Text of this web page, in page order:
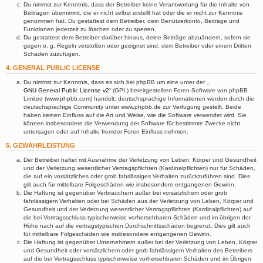
Du nimmst zur Kenntnis, dass der Betreiber keine Verantwortung für die Inhalte von
Beiträgen übernimmt, die er nicht selbst erstellt hat oder die er nicht zur Kenntnis
genommen hat. Du gestattest dem Betreiber, dein Benutzerkonto, Beiträge und
Funktionen jederzeit zu löschen oder zu sperren.
Du gestattest dem Betreiber darüber hinaus, deine Beiträge abzuändern, sofern sie
gegen o. g. Regeln verstoßen oder geeignet sind, dem Betreiber oder einem Dritten
Schaden zuzufügen.
4. GENERAL PUBLIC LICENSE
Du nimmst zur Kenntnis, dass es sich bei phpBB um eine unter der „
GNU General Public License v2“ (GPL) bereitgestellten Foren-Software von phpBB
Limited (www.phpbb.com) handelt; deutschsprachige Informationen werden durch die
deutschsprachige Community unter www.phpbb.de zur Verfügung gestellt. Beide
haben keinen Einfluss auf die Art und Weise, wie die Software verwendet wird. Sie
können insbesondere die Verwendung der Software für bestimmte Zwecke nicht
untersagen oder auf Inhalte fremder Foren Einfluss nehmen.
5. GEWÄHRLEISTUNG
Der Betreiber haftet mit Ausnahme der Verletzung von Leben, Körper und Gesundheit
und der Verletzung wesentlicher Vertragspflichten (Kardinalpflichten) nur für Schäden,
die auf ein vorsätzliches oder grob fahrlässiges Verhalten zurückzuführen sind. Dies
gilt auch für mittelbare Folgeschäden wie insbesondere entgangenen Gewinn.
Die Haftung ist gegenüber Verbrauchern außer bei vorsätzlichem oder grob
fahrlässigem Verhalten oder bei Schäden aus der Verletzung von Leben, Körper und
Gesundheit und der Verletzung wesentlicher Vertragspflichten (Kardinalpflichten) auf
die bei Vertragsschluss typischerweise vorhersehbaren Schäden und im übrigen der
Höhe nach auf die vertragstypischen Durchschnittsschäden begrenzt. Dies gilt auch
für mittelbare Folgeschäden wie insbesondere entgangenen Gewinn.
Die Haftung ist gegenüber Unternehmern außer bei der Verletzung von Leben, Körper
und Gesundheit oder vorsätzlichem oder grob fahrlässigem Verhalten des Betreibers
auf die bei Vertragsschluss typischerweise vorhersehbaren Schäden und im Übrigen